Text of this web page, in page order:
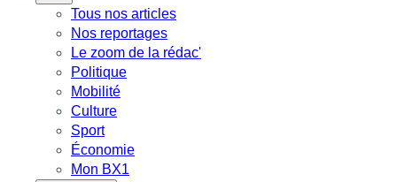
Tous nos articles
Nos reportages
Le zoom de la rédac'
Politique
Mobilité
Culture
Sport
Économie
Mon BX1